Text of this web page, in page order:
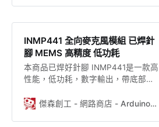
IDE開發，但效能更強大，還內建WiFi
傑森實測記錄，大家可以到 F 粉 絲
團 B 看貼文哦！ ESP32-D0WDQ6 內
置兩個低功耗 Xtensa® 32-bit LX6
MCU。片上存儲包括： • 448 KB 的
ROM，用於程序啟動和內核功能
INMP441 全向麥克風模組 已焊針
腳 MEMS 高精度 低功耗
本商品已焊好針腳 INMP441是一款高
性能，低功耗，數字輸出，帶底部端
INMP441解決方案由一個MEMS傳感傑森創工 - 網路商店 - Arduino、ESP32的專家，創客的好朋友